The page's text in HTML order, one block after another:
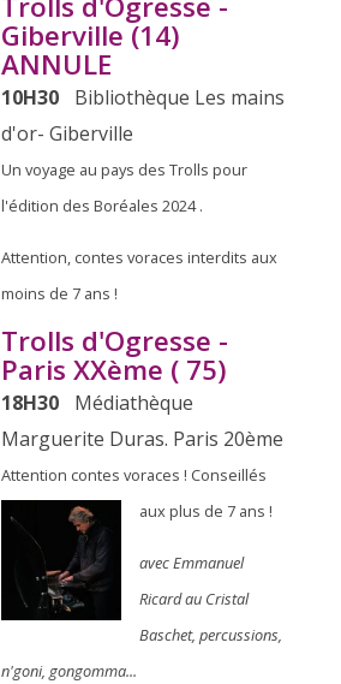
Giberville (14)
ANNULE
10H30
Bibliothèque Les mains
d'or- Giberville
Un voyage au pays des Trolls pour
l'édition des Boréales 2024 .
Attention, contes voraces interdits aux
moins de 7 ans !
Trolls d'Ogresse -
Paris XXème ( 75)
18H30
Médiathèque
Marguerite Duras. Paris 20ème
Attention contes voraces ! Conseillés
aux plus de 7 ans !
avec Emmanuel
Ricard au Cristal
Baschet, percussions,
n'goni, gongomma...